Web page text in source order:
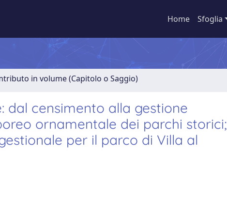
Home Sfoglia
in volume (Capitolo o Saggio)
dal censimento alla gestione
ornamentale dei parchi storici;
per il parco di Villa al